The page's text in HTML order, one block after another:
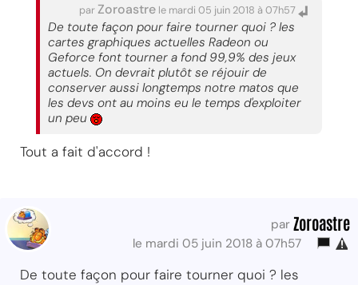
parZoroastre le mardi 05 juin 2018 à 07h57
De toute façon pour faire tourner quoi ? les
cartes graphiques actuelles Radeon ou
Geforce font tourner a fond 99,9% des jeux
actuels. On devrait plutôt se réjouir de
conserver aussi longtemps notre matos que
les devs ont au moins eu le temps d'exploiter
un peu
Tout a fait d'accord !
par Zoroastre
le mardi 05 juin 2018 à 07h57
De toute façon pour faire tourner quoi ? les